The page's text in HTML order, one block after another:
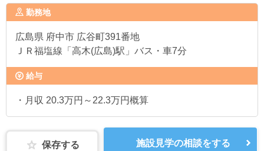
勤務地
広島県 府中市 広谷町391番地
ＪＲ福塩線「高木(広島)駅」バス・車7分
給与
・月収 20.3万円～22.3万円概算
保存する 施設見学の相談をする